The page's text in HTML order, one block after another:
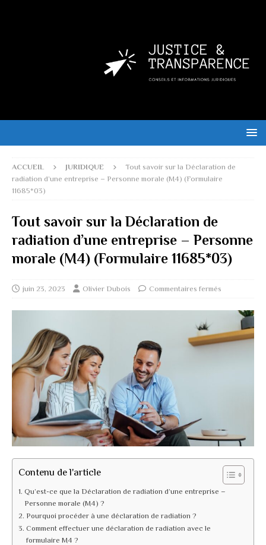
ACCUEIL JURIDIQUE
Tout savoir sur la Déclaration de
radiation d’une entreprise – Personne morale (M4) (Formulaire
11685*03)
Tout savoir sur la Déclaration de
radiation d’une entreprise – Personne
morale (M4) (Formulaire 11685*03)
juin 23, 2023 Olivier Dubois Commentaires fermés
Contenu de l'article
Qu’est-ce que la Déclaration de radiation d’une entreprise –
Personne morale (M4) ?
Pourquoi procéder à une déclaration de radiation ?
Comment effectuer une déclaration de radiation avec le
formulaire M4 ?